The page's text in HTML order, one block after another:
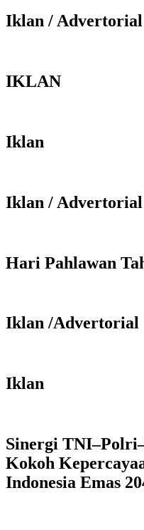
Iklan / Advertorial
IKLAN
Iklan
Iklan / Advertorial
Hari Pahlawan
Iklan /Advertorial
Iklan
Sinergi
Kokoh
Indonesia Emas